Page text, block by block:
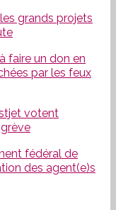
grands projets
faire un don en
par les feux
votent
fédéral de
des agent(e)s